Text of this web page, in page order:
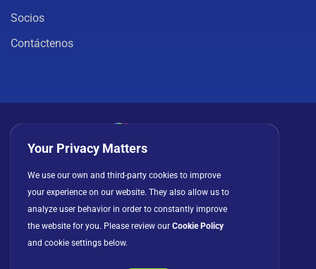
Socios
Contáctenos
Política de privacidad Cookies
Acuerdo de licencia
Your Privacy Matters
We use our own and third-party cookies to improve
your experience on our website. They also allow us to
analyze user behavior in order to constantly improve
the website for you. Please review our Cookie Policy
and cookie settings below.